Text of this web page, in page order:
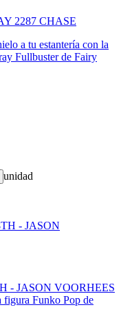
2287 CHASE
a tu estantería con la
Fullbuster de Fairy
unidad
- JASON VOORHEES
figura Funko Pop de